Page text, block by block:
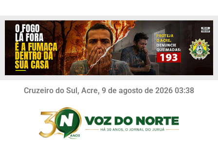
Cruzeiro do Sul, Acre, 9 de agosto de 2026 03:38